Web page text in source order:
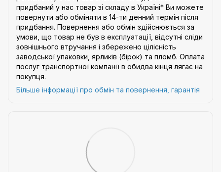
придбаний у нас товар зі складу в Україні* Ви можете
повернути або обміняти в 14-ти денний термін після
придбання. Повернення або обмін здійснюється за
умови, що товар не був в експлуатації, відсутні сліди
зовнішнього втручання і збережено цілісність
заводської упаковки, ярликів (бірок) та пломб. Оплата
послуг транспортної компанії в обидва кінця лягає на
покупця.
Більше інформації про обмін та повернення, гарантія